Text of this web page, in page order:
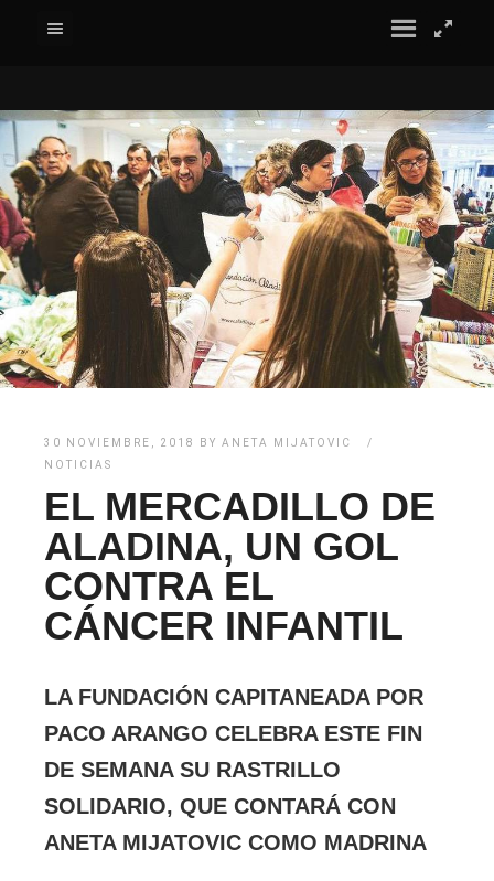
30 NOVIEMBRE, 2018 BY ANETA MIJATOVIC
NOTICIAS
EL MERCADILLO DE
ALADINA, UN GOL
CONTRA EL
CÁNCER INFANTIL
LA FUNDACIÓN CAPITANEADA POR
PACO ARANGO CELEBRA ESTE FIN
DE SEMANA SU RASTRILLO
SOLIDARIO, QUE CONTARÁ CON
ANETA MIJATOVIC COMO MADRINA